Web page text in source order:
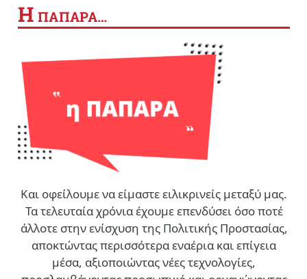
Η ΠΑΠΑΡΑ…
Και οφείλουμε να είμαστε ειλικρινείς μεταξύ μας.
Τα τελευταία χρόνια έχουμε επενδύσει όσο ποτέ
άλλοτε στην ενίσχυση της Πολιτικής Προστασίας,
αποκτώντας περισσότερα εναέρια και επίγεια
μέσα, αξιοποιώντας νέες τεχνολογίες,